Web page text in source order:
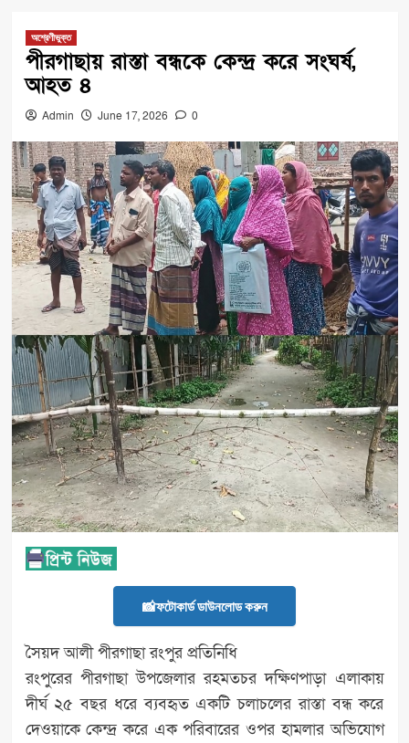
অশ্রেণীভুক্ত
পীরগাছায় রাস্তা বন্ধকে কেন্দ্র করে সংঘর্ষ,
আহত ৪
Admin June 17, 2026 0
📸ফটোকার্ড ডাউনলোড করুন
সৈয়দ আলী পীরগাছা রংপুর প্রতিনিধি
রংপুরের পীরগাছা উপজেলার রহমতচর দক্ষিণপাড়া এলাকায়
দীর্ঘ ২৫ বছর ধরে ব্যবহৃত একটি চলাচলের রাস্তা বন্ধ করে
দেওয়াকে কেন্দ্র করে এক পরিবারের ওপর হামলার অভিযোগ